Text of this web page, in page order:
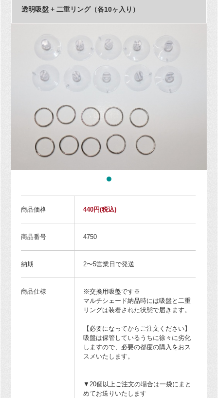
透明吸盤 + 二重リング（各10ヶ入り）
商品価格 440円(税込)
商品番号 4750
納期 2〜5営業日で発送
商品仕様
※交換用吸盤です※
マルチシェード納品時には吸盤と二重
リングは装着された状態で届きます。
【必要になってからご注文ください】
吸盤は保管しているうちに徐々に劣化
しますので、必要の都度の購入をおス
スメいたします。
▼20個以上ご注文の場合は一袋にまと
めてお送りいたします